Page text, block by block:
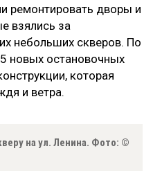
ремонтировать дворы и
взялись за
небольших скверов. По
новых остановочных
которая
и ветра.
на ул. Ленина. Фото: ©